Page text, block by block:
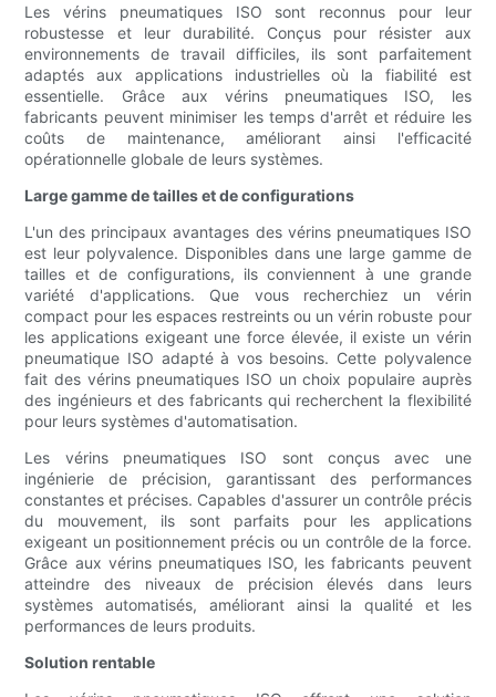
Les vérins pneumatiques ISO sont reconnus pour leur
robustesse et leur durabilité. Conçus pour résister aux
environnements de travail difficiles, ils sont parfaitement
adaptés aux applications industrielles où la fiabilité est
essentielle. Grâce aux vérins pneumatiques ISO, les
fabricants peuvent minimiser les temps d'arrêt et réduire les
coûts de maintenance, améliorant ainsi l'efficacité
opérationnelle globale de leurs systèmes.
Large gamme de tailles et de configurations
L'un des principaux avantages des vérins pneumatiques ISO
est leur polyvalence. Disponibles dans une large gamme de
tailles et de configurations, ils conviennent à une grande
variété d'applications. Que vous recherchiez un vérin
compact pour les espaces restreints ou un vérin robuste pour
les applications exigeant une force élevée, il existe un vérin
pneumatique ISO adapté à vos besoins. Cette polyvalence
fait des vérins pneumatiques ISO un choix populaire auprès
des ingénieurs et des fabricants qui recherchent la flexibilité
pour leurs systèmes d'automatisation.
Les vérins pneumatiques ISO sont conçus avec une
ingénierie de précision, garantissant des performances
constantes et précises. Capables d'assurer un contrôle précis
du mouvement, ils sont parfaits pour les applications
exigeant un positionnement précis ou un contrôle de la force.
Grâce aux vérins pneumatiques ISO, les fabricants peuvent
atteindre des niveaux de précision élevés dans leurs
systèmes automatisés, améliorant ainsi la qualité et les
performances de leurs produits.
Solution rentable